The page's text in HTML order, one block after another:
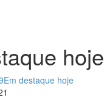
hoje
Em destaque hoje